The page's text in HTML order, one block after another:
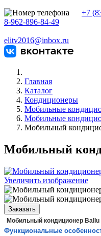
+7
8-962-896-84-49
elitv2016@inbox.ru
Главная
Каталог
Кондиционеры
Мобильные
Мобильные
Мобильный
Мобильный
Увеличить изображение
Заказать
Мобильный кондиционер
Функциональные